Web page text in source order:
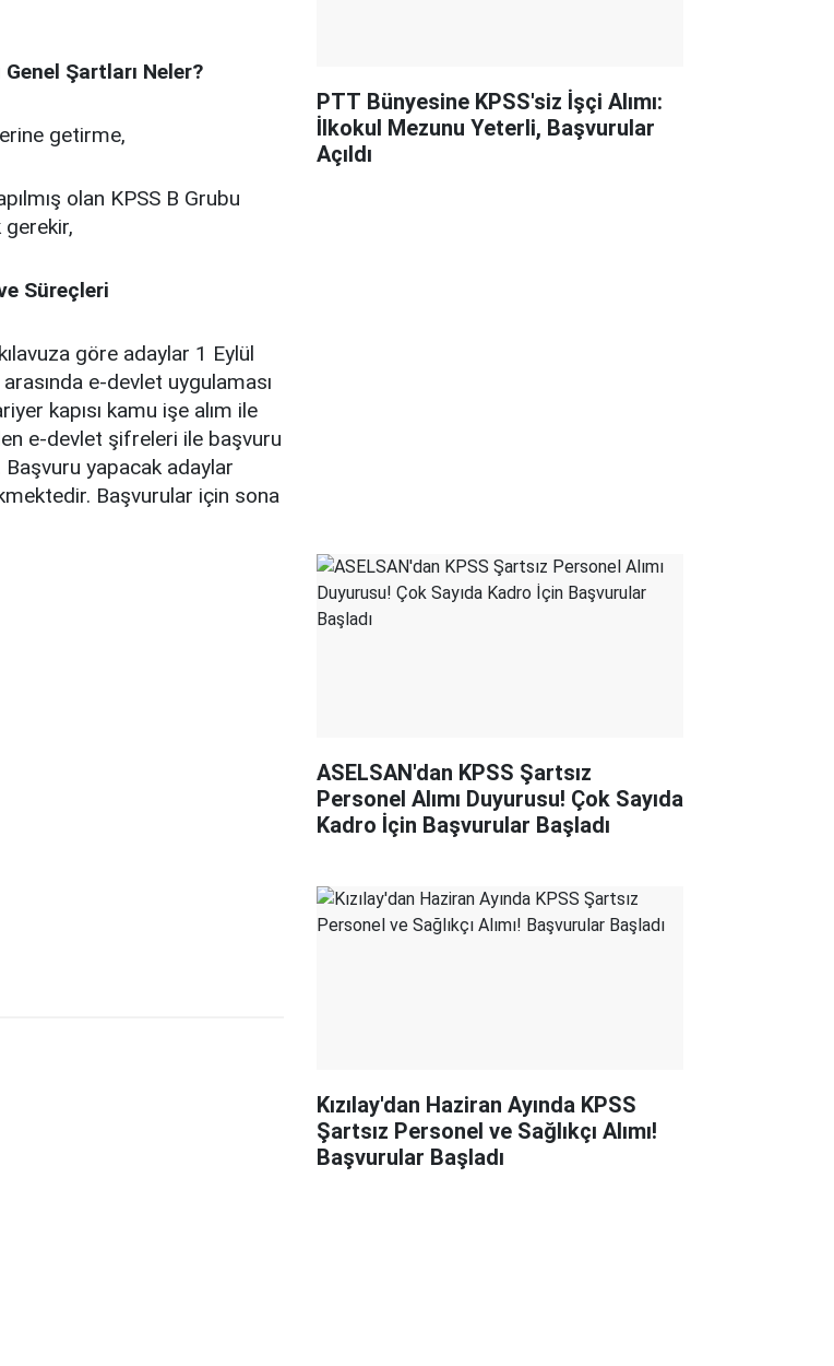
Şartları Neler?
getirme,
olan KPSS B Grubu
gerekir,
Süreçleri
göre adaylar 1 Eylül
e-devlet uygulaması
kapısı kamu işe alım ile
e-devlet şifreleri ile başvuru
yapacak adaylar
Başvurular için sona
PTT Bünyesine KPSS'siz İşçi Alımı:
İlkokul Mezunu Yeterli, Başvurular
Açıldı
ASELSAN'dan KPSS Şartsız
Personel Alımı Duyurusu! Çok Sayıda
Kadro İçin Başvurular Başladı
Kızılay'dan Haziran Ayında KPSS
Şartsız Personel ve Sağlıkçı Alımı!
Başvurular Başladı